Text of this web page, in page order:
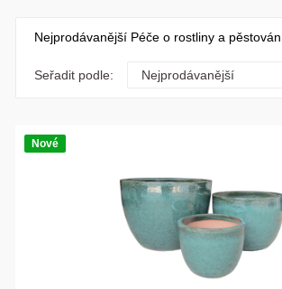
Nejprodávanější Péče o rostliny a
Seřadit podle:
Nové